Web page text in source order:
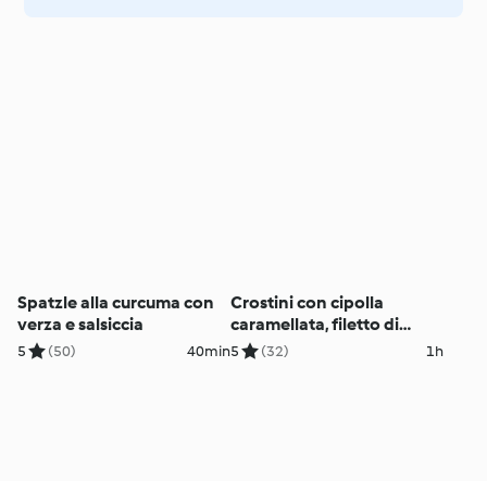
Spatzle alla curcuma con
verza e salsiccia
5 (50) 40min
Crostini con cipolla
caramellata, filetto di
maiale e Camembert
5 (32) 1h